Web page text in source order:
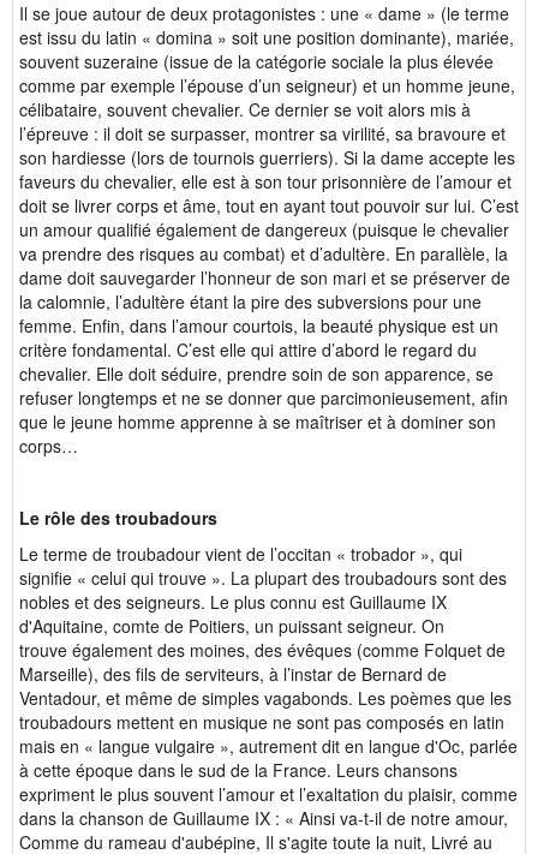
Il se joue autour de deux protagonistes : une « dame » (le terme
est issu du latin « domina » soit une position dominante), mariée,
souvent suzeraine (issue de la catégorie sociale la plus élevée
comme par exemple l’épouse d’un seigneur) et un homme jeune,
célibataire, souvent chevalier. Ce dernier se voit alors mis à
l’épreuve : il doit se surpasser, montrer sa virilité, sa bravoure et
son hardiesse (lors de tournois guerriers). Si la dame accepte les
faveurs du chevalier, elle est à son tour prisonnière de l’amour et
doit se livrer corps et âme, tout en ayant tout pouvoir sur lui. C’est
un amour qualifié également de dangereux (puisque le chevalier
va prendre des risques au combat) et d’adultère. En parallèle, la
dame doit sauvegarder l’honneur de son mari et se préserver de
la calomnie, l’adultère étant la pire des subversions pour une
femme. Enfin, dans l’amour courtois, la beauté physique est un
critère fondamental. C’est elle qui attire d’abord le regard du
chevalier. Elle doit séduire, prendre soin de son apparence, se
refuser longtemps et ne se donner que parcimonieusement, afin
que le jeune homme apprenne à se maîtriser et à dominer son
corps…
Le rôle des troubadours
Le terme de troubadour vient de l’occitan « trobador », qui
signifie « celui qui trouve ». La plupart des troubadours sont des
nobles et des seigneurs. Le plus connu est Guillaume IX
d'Aquitaine, comte de Poitiers, un puissant seigneur. On
trouve également des moines, des évêques (comme Folquet de
Marseille), des fils de serviteurs, à l’instar de Bernard de
Ventadour, et même de simples vagabonds. Les poèmes que les
troubadours mettent en musique ne sont pas composés en latin
mais en « langue vulgaire », autrement dit en langue d'Oc, parlée
à cette époque dans le sud de la France. Leurs chansons
expriment le plus souvent l’amour et l’exaltation du plaisir, comme
dans la chanson de Guillaume IX : « Ainsi va-t-il de notre amour,
Comme du rameau d'aubépine, Il s'agite toute la nuit, Livré au